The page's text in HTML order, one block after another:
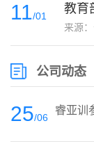
11/01
来源
公司动态
25/06
睿亚训